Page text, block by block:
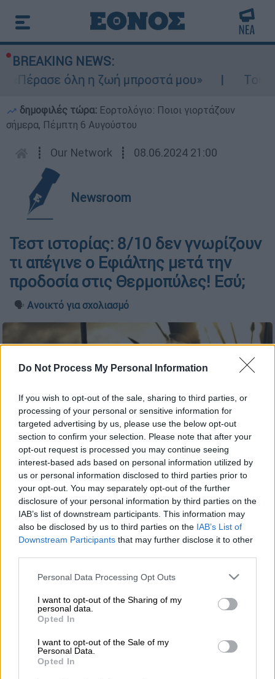
Do Not Process My Personal Information
If you wish to opt-out of the sale, sharing to third parties, or
processing of your personal or sensitive information for
targeted advertising by us, please use the below opt-out
section to confirm your selection. Please note that after your
opt-out request is processed you may continue seeing
interest-based ads based on personal information utilized by
us or personal information disclosed to third parties prior to
your opt-out. You may separately opt-out of the further
disclosure of your personal information by third parties on the
IAB’s list of downstream participants. This information may
also be disclosed by us to third parties on the IAB’s List of
Downstream Participants that may further disclose it to other
Please note that this website/app uses one or more Google
not limited to your visit or usage behaviour. You may click to
grant or deny consent to Google and its third-party tags to
use your data for below specified purposes in below Google
consent section.
Personal Data Processing Opt Outs
I want to opt-out of the Sharing of my
personal data.
Opted In
I want to opt-out of the Sale of my
Personal Data.
Opted In
BREAKING NEWS:
όλη η ζωή μπροστά μου»
δημοφιλές τώρα: Εορτολόγιο: Ποιοι γιορτάζουν
σήμερα, Πέμπτη 6 Αυγούστου
┋ Our Network ┋ 08.06.2024 21:00
Newsroom
Τεστ ιστορίας: 8/10 δεν γνωρίζουν
τι απέγινε ο Εφιάλτης μετά την
προδοσία στις Θερμοπύλες! Εσύ;
🗣️ Ανοικτό για σχολιασμό
Προσθέστε το ΕΘΝΟΣ στη Google
Μήπως ανήκεις στη μειοψηφία που
γνωρίζει;
Διαβάστε περισσότερα μ' ένα κλικ στο
Τα σχολιά σας δημοσιεύονται άμεσα με δική σας ευθύνη. Το
ΕΘΝΟΣ θα παρεμβαίνει και τα προσβλητικά σχόλια θα
διαγράφονται